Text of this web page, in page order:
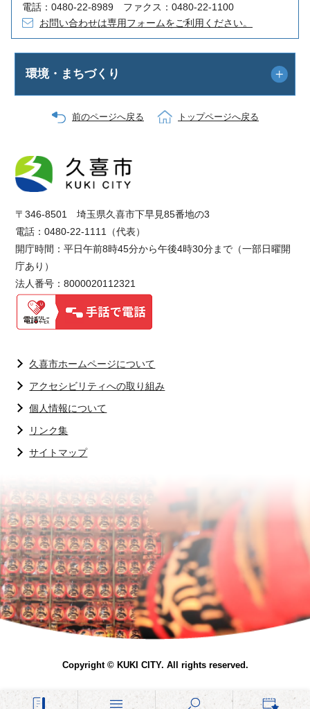
電話：0480-22-8989 ファクス：0480-22-1100
お問い合わせは専用フォームをご利用ください。
環境・まちづくり
前のページへ戻る トップページへ戻る
〒346-8501 埼玉県久喜市下早見85番地の3
電話：0480-22-1111（代表）
開庁時間：平日午前8時45分から午後4時30分まで（一部日曜開
庁あり）
法人番号：8000020112321
久喜市ホームページについて
アクセシビリティへの取り組み
個人情報について
リンク集
サイトマップ
Copyright © KUKI CITY. All rights reserved.